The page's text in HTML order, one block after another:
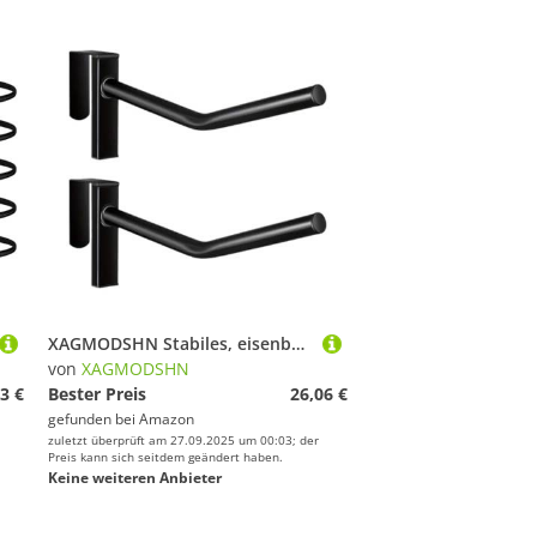
€
XAGMODSHN Stabiles, eisenbeschichtetes Stahl-Sattelgestell zur Wandmontage, abnehmbares Gestell für westliche englische Außenbereiche, schwerer Ständer
von XAGMODSHN
Bester Preis
26,06 €
gefunden bei Amazon
zuletzt überprüft am 27.09.2025 um 00:03; der
Preis kann sich seitdem geändert haben.
Keine weiteren Anbieter